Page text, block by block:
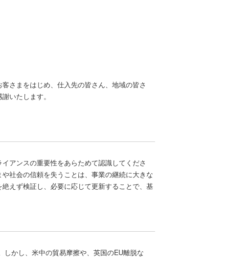
さまをはじめ、仕入先の皆さん、地域の皆さ
いたします。
アンスの重要性をあらためて認識してくださ
社会の信頼を失うことは、事業の継続に大きな
えず検証し、必要に応じて更新することで、基
かし、米中の貿易摩擦や、英国のEU離脱な